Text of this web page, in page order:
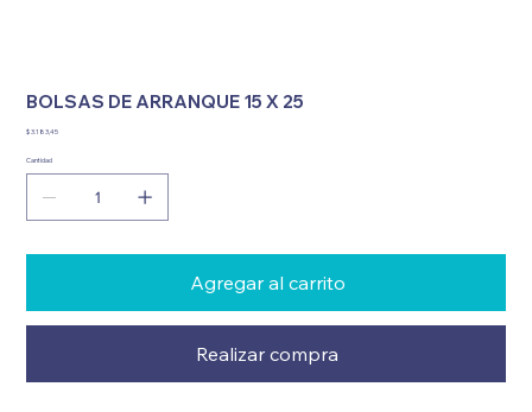
BOLSAS DE ARRANQUE 15 X 25
Precio
$ 3.183,45
Cantidad
Agregar al carrito
Realizar compra